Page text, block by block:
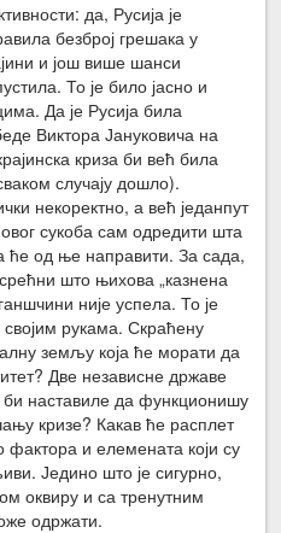
да, Русија је
безброј грешака у
и још више шанси
То је било јасно и
Да је Русија била
Виктора Јануковича на
криза би већ била
случају дошло).
некоректно, а већ једанпут
сукоба сам одредити шта
ће од ње направити. За сада,
што њихова „казнена
није успела. То је
рукама. Скраћену
земљу која ће морати да
Две независне државе
би наставиле да функционишу
кризе? Какав ће расплет
фактора и елемената који су
Једино што је сигурно,
оквиру и са тренутним
одржати.